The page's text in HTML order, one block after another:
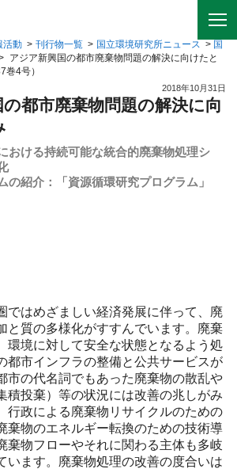
活動 > 刊行物一覧 > 国立環境研究所ニュース > 国
アジア新興国の都市廃棄物問題の解決に向けたと
巻4号）
2018年10月31日
都市廃棄物問題の解決に向
ける持続可能な統合的廃棄物処理シ
の紹介：「資源循環研究プログラム」
はめざましい経済発展に伴って、廃
と質の多様化がすすんでいます。廃棄
環境に対して安全な状態となるよう処
都市インフラの整備と公共サービスが
市の代名詞でもあった廃棄物の散乱や
積投棄）等の状況には改善の兆しがみ
行政による廃棄物リサイクルのための
棄物のエネルギー転換のための技術導
棄物フローやそれに関わる主体も多岐
います。廃棄物処理の改善の度合いは